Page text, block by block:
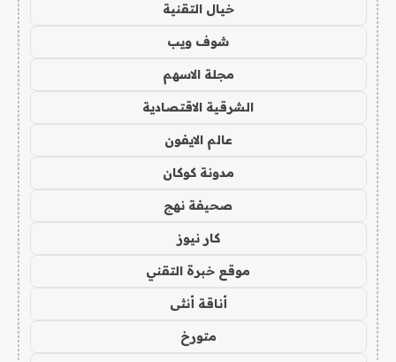
خيال التقنية
شوف ويب
مجلة الاسهم
الشرقية الاقتصادية
عالم الايفون
مدونة كوكان
صحيفة نهج
كار نيوز
موقع خبرة التقني
أناقة أنثى
متورخ